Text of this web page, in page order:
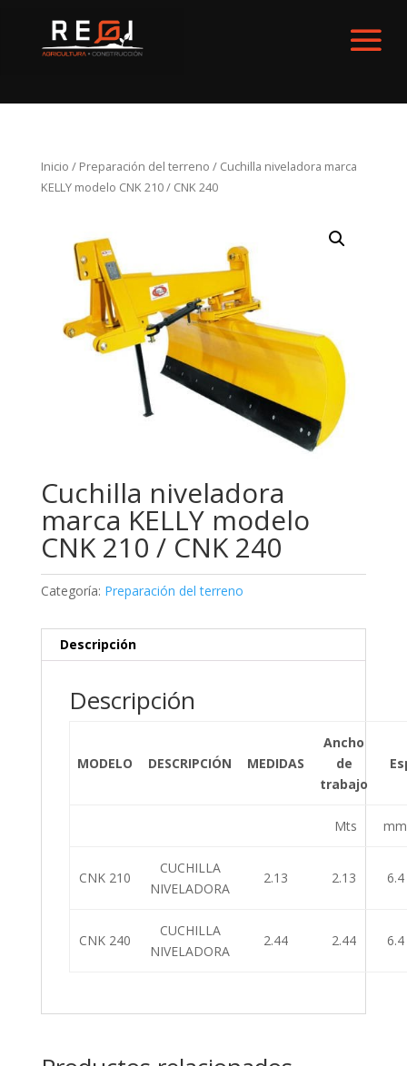
Inicio / Preparación del terreno / Cuchilla niveladora marca
KELLY modelo CNK 210 / CNK 240
Cuchilla niveladora
marca KELLY modelo
CNK 210 / CNK 240
Categoría: Preparación del terreno
Descripción
Descripción
MODELO DESCRIPCIÓN MEDIDAS
Ancho
de
trabajo
Mts mm
CNK 210
CUCHILLA
NIVELADORA
2.13 2.13 6.4
CNK 240
CUCHILLA
NIVELADORA
2.44 2.44 6.4